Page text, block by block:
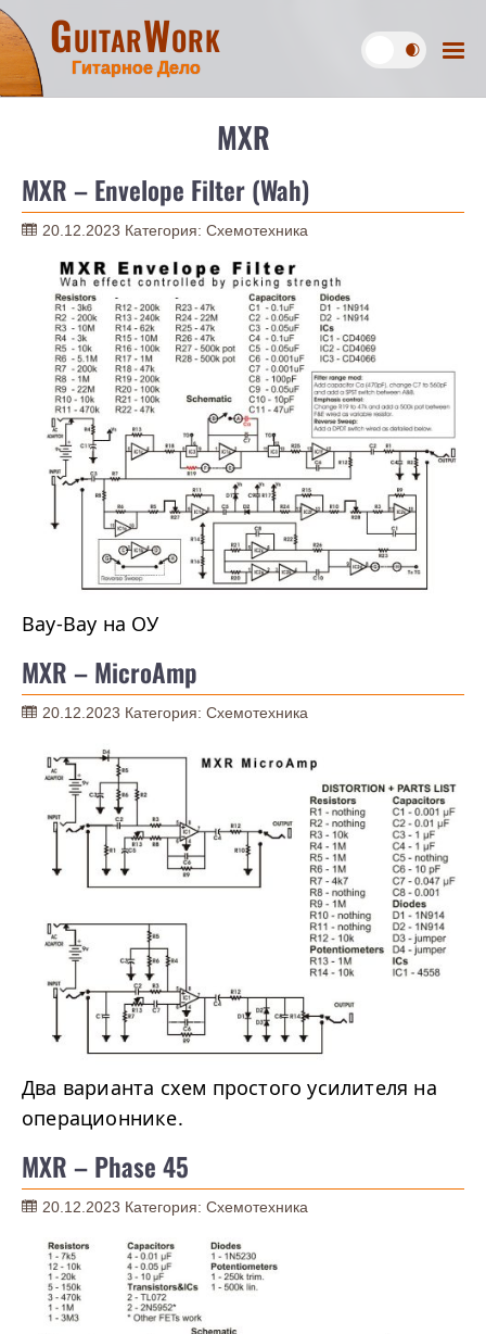
GuitarWork
Гитарное Дело
MXR
MXR – Envelope Filter (Wah)
20.12.2023 Категория: Схемотехника
Вау-Вау на ОУ
MXR – MicroAmp
20.12.2023 Категория: Схемотехника
Два варианта схем простого усилителя на
операционнике.
MXR – Phase 45
20.12.2023 Категория: Схемотехника